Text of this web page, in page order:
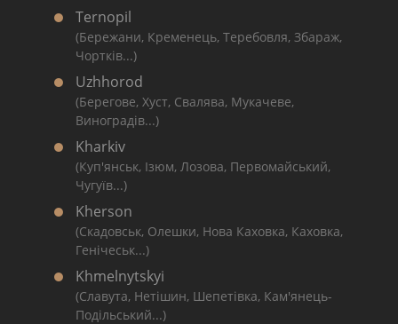
Ternopil
(Бережани, Кременець, Теребовля, Збараж,
Чортків...)
Uzhhorod
(Берегове, Хуст, Свалява, Мукачеве,
Виноградів...)
Kharkiv
(Куп'янськ, Ізюм, Лозова, Первомайський,
Чугуїв...)
Kherson
(Скадовськ, Олешки, Нова Каховка, Каховка,
Генічеськ...)
Khmelnytskyi
(Славута, Нетішин, Шепетівка, Кам'янець-
Подільський...)